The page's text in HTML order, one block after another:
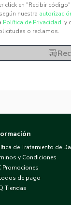
click en "Recibir
nuestra
Política de Privacidad. y
o reclamos.
Store
de Tratamiento de
y Condiciones
Promociones
de pago
Tiendas